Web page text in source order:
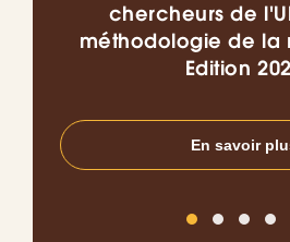
chercheurs de
méthodologie de la
Edition
En savoir